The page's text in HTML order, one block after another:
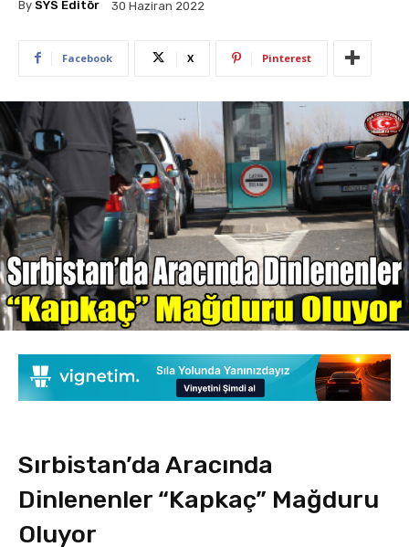
By SYS Editör 30 Haziran 2022
Facebook X Pinterest
Sırbistan’da Aracında
Dinlenenler “Kapkaç” Mağduru
Oluyor